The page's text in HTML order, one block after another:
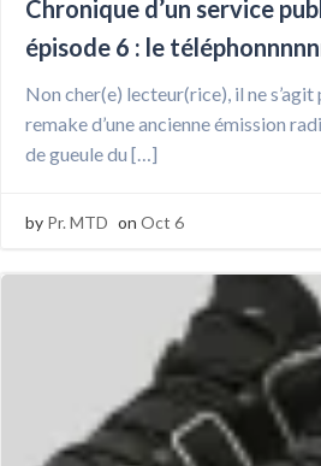
Chronique d’un service
épisode 6 : le
Non cher(e) lecteur(rice), il ne s’agit
remake d’une ancienne émission
de gueule du […]
by Pr. MTD on Oct 6